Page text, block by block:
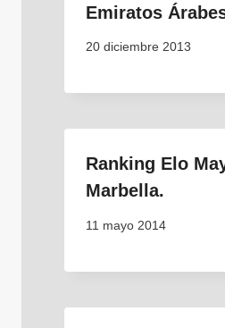
Emiratos
20 diciembre 2013
Ranking Elo
Marbella.
11 mayo 2014